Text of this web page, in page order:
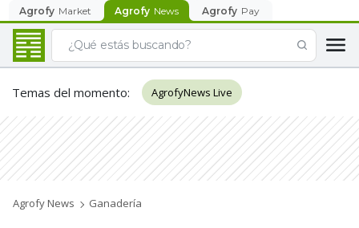
Agrofy Market Agrofy News Agrofy Pay
Temas del momento: AgrofyNews Live
Agrofy News Ganadería